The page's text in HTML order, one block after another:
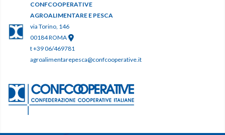
CONFCOOPERATIVE
AGROALIMENTARE E PESCA
via Torino, 146
00184 ROMA
t +39 06/469781
agroalimentarepesca@confcooperative.it